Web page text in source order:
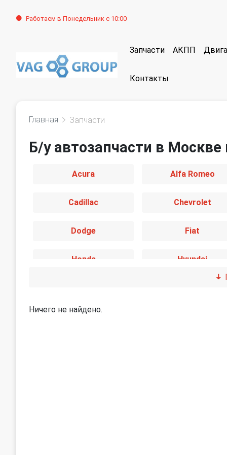
Работаем в Понедельник с 10:00
Запчасти АКПП
Контакты
Главная Запчасти
Б/у автозапчасти в Москве
Acura Alfa Romeo
Cadillac Chevrolet
Dodge Fiat
Honda Hyundai
Land Rover
Ничего не найдено.